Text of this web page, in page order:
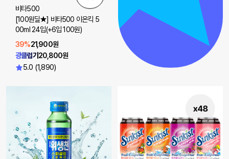
비타500
[100원딜★] 비타500 이온킥 5
00ml 24입(+6입 100원)
39%21,900원
광클럽가20,800원
5.0 (1,890)